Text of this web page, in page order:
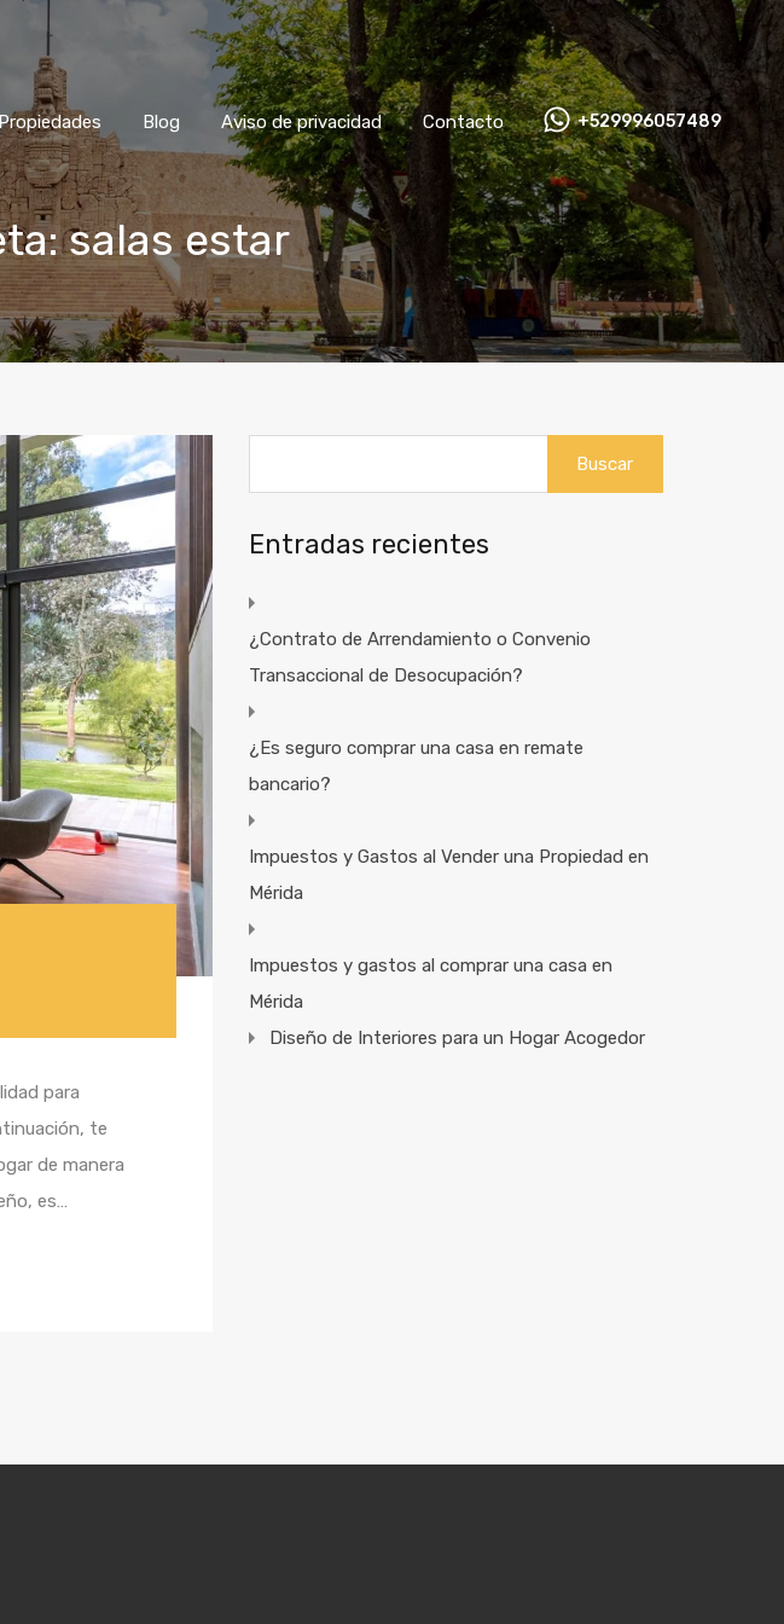
Blog Aviso de privacidad Contacto +529996057489
Propiedades Blog Aviso de privacidad Contacto +529996057489
salas estar
para
te
de manera
es…
Entradas recientes
¿Contrato de Arrendamiento o Convenio
Transaccional de Desocupación?
¿Es seguro comprar una casa en remate
bancario?
Impuestos y Gastos al Vender una Propiedad en
Mérida
Impuestos y gastos al comprar una casa en
Mérida
Diseño de Interiores para un Hogar Acogedor